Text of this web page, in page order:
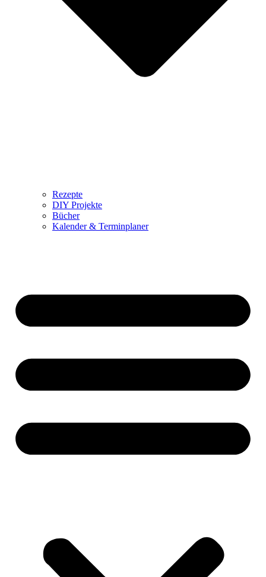
Rezepte
DIY Projekte
Bücher
Kalender & Terminplaner